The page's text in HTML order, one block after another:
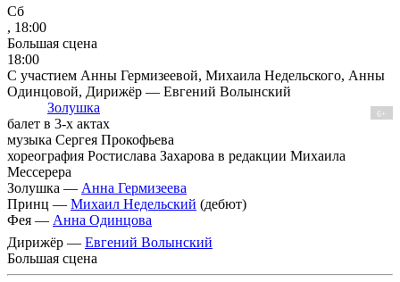
Сб
, 18:00
Большая сцена
18:00
С участием Анны Гермизеевой, Михаила Недельского, Анны
Одинцовой, Дирижёр — Евгений Волынский
Золушка
6+
балет в 3-х актах
музыка Сергея Прокофьева
хореография Ростислава Захарова в редакции Михаила
Мессерера
Золушка — Анна Гермизеева
Принц — Михаил Недельский (дебют)
Фея — Анна Одинцова
Дирижёр — Евгений Волынский
Большая сцена